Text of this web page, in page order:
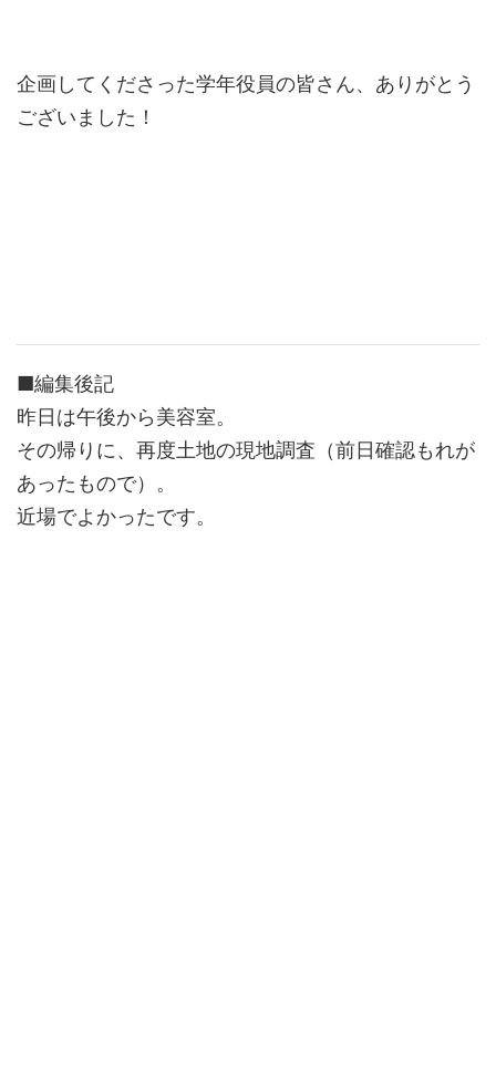
企画してくださった学年役員の皆さん、ありがとう
ございました！
■編集後記
昨日は午後から美容室。
その帰りに、再度土地の現地調査（前日確認もれが
あったもので）。
近場でよかったです。